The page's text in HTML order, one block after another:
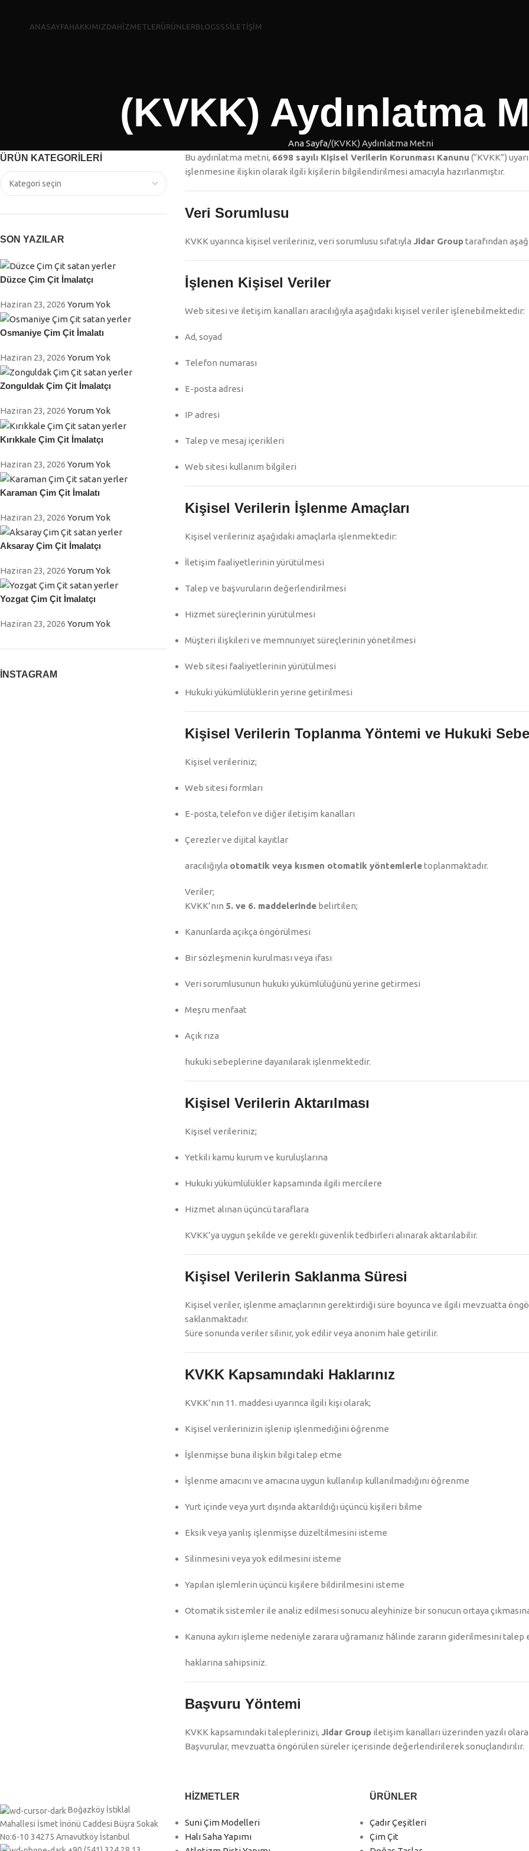
ANASAYFAHAKKIMIZDAHİZMETLERÜRÜNLERBLOGSSSİLETİŞİM
(KVKK) Aydınlatma
Ana Sayfa (KVKK) Aydınlatma Metni
ÜRÜN KATEGORILERI
SON YAZILAR
Düzce Çim Çit İmalatçı
Haziran 23, 2026 Yorum Yok
Osmaniye Çim Çit İmalatı
Haziran 23, 2026 Yorum Yok
Zonguldak Çim Çit İmalatçı
Haziran 23, 2026 Yorum Yok
Kırıkkale Çim Çit İmalatçı
Haziran 23, 2026 Yorum Yok
Karaman Çim Çit İmalatı
Haziran 23, 2026 Yorum Yok
Aksaray Çim Çit İmalatçı
Haziran 23, 2026 Yorum Yok
Yozgat Çim Çit İmalatçı
Haziran 23, 2026 Yorum Yok
İNSTAGRAM
Bu aydınlatma metni, 6698 sayılı Kişisel Verilerin Korunması Kanunu (“KVKK”)
işlenmesine ilişkin olarak ilgili kişilerin bilgilendirilmesi amacıyla hazırlanmıştır.
Veri Sorumlusu
KVKK uyarınca kişisel verileriniz, veri sorumlusu sıfatıyla Jidar Grouptarafından
İşlenen Kişisel Veriler
Web sitesi ve iletişim kanalları aracılığıyla aşağıdaki kişisel veriler işlenebilmektedir:
Ad, soyad
Telefon numarası
E-posta adresi
IP adresi
Talep ve mesaj içerikleri
Web sitesi kullanım bilgileri
Kişisel Verilerin İşlenme Amaçları
Kişisel verileriniz aşağıdaki amaçlarla işlenmektedir:
İletişim faaliyetlerinin yürütülmesi
Talep ve başvuruların değerlendirilmesi
Hizmet süreçlerinin yürütülmesi
Müşteri ilişkileri ve memnuniyet süreçlerinin yönetilmesi
Web sitesi faaliyetlerinin yürütülmesi
Hukuki yükümlülüklerin yerine getirilmesi
Kişisel Verilerin Toplanma Yöntemi ve Hukuki
Kişisel verileriniz;
Web sitesi formları
E-posta, telefon ve diğer iletişim kanalları
Çerezler ve dijital kayıtlar
aracılığıyla otomatik veya kısmen otomatik yöntemlerletoplanmaktadır.
Veriler;
KVKK’nın 5. ve 6. maddelerindebelirtilen;
Kanunlarda açıkça öngörülmesi
Bir sözleşmenin kurulması veya ifası
Veri sorumlusunun hukuki yükümlülüğünü yerine getirmesi
Meşru menfaat
Açık rıza
hukuki sebeplerine dayanılarak işlenmektedir.
Kişisel Verilerin Aktarılması
Kişisel verileriniz;
Yetkili kamu kurum ve kuruluşlarına
Hukuki yükümlülükler kapsamında ilgili mercilere
Hizmet alınan üçüncü taraflara
KVKK’ya uygun şekilde ve gerekli güvenlik tedbirleri alınarak aktarılabilir.
Kişisel Verilerin Saklanma Süresi
Kişisel veriler, işlenme amaçlarının gerektirdiği süre boyunca ve ilgili mevzuatta
saklanmaktadır.
Süre sonunda veriler silinir, yok edilir veya anonim hale getirilir.
KVKK Kapsamındaki Haklarınız
KVKK’nın 11. maddesi uyarınca ilgili kişi olarak;
Kişisel verilerinizin işlenip işlenmediğini öğrenme
İşlenmişse buna ilişkin bilgi talep etme
İşlenme amacını ve amacına uygun kullanılıp kullanılmadığını öğrenme
Yurt içinde veya yurt dışında aktarıldığı üçüncü kişileri bilme
Eksik veya yanlış işlenmişse düzeltilmesini isteme
Silinmesini veya yok edilmesini isteme
Yapılan işlemlerin üçüncü kişilere bildirilmesini isteme
Otomatik sistemler ile analiz edilmesi sonucu aleyhinize bir sonucun ortaya
Kanuna aykırı işleme nedeniyle zarara uğramanız hâlinde zararın giderilmesini talep
haklarına sahipsiniz.
Başvuru Yöntemi
KVKK kapsamındaki taleplerinizi, Jidar Groupiletişim kanalları üzerinden yazılı
Başvurular, mevzuatta öngörülen süreler içerisinde değerlendirilerek sonuçlandırılır.
Boğazköy İstiklal
Mahallesi İsmet İnönü Caddesi Büşra Sokak
No:6-10 34275 Arnavutköy İstanbul
HIZMETLER
Suni Çim Modelleri
Halı Saha Yapımı
ÜRÜNLER
Çadır Çeşitleri
Çim Çit